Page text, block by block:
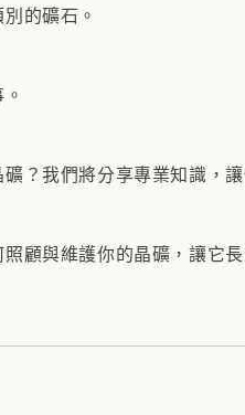
的礦石。
？我們將分享專業知識，
顧與維護你的晶礦，讓它